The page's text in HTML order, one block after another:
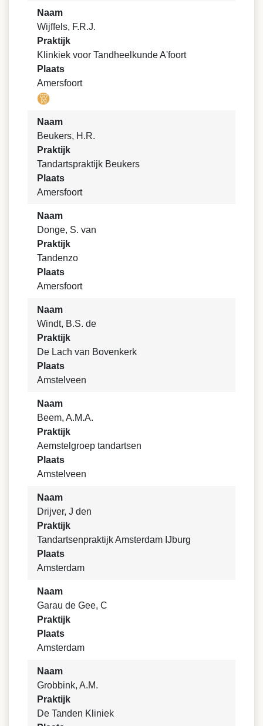
Naam
Wijffels, F.R.J.
Praktijk
Klinkiek voor Tandheelkunde A'foort
Plaats
Amersfoort
Naam
Beukers, H.R.
Praktijk
Tandartspraktijk Beukers
Plaats
Amersfoort
Naam
Donge, S. van
Praktijk
Tandenzo
Plaats
Amersfoort
Naam
Windt, B.S. de
Praktijk
De Lach van Bovenkerk
Plaats
Amstelveen
Naam
Beem, A.M.A.
Praktijk
Aemstelgroep tandartsen
Plaats
Amstelveen
Naam
Drijver, J den
Praktijk
Tandartsenpraktijk Amsterdam IJburg
Plaats
Amsterdam
Naam
Garau de Gee, C
Praktijk
Plaats
Amsterdam
Naam
Grobbink, A.M.
Praktijk
De Tanden Kliniek